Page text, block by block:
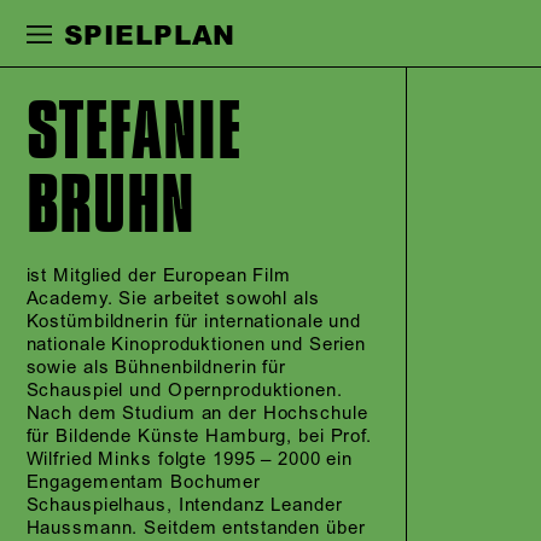
Zur Hauptnavigation springen
SPIELPLAN
STEFANIE
BRUHN
ist Mitglied der European Film
Academy. Sie arbeitet sowohl als
Kostümbildnerin für internationale und
nationale Kinoproduktionen und Serien
sowie als Bühnenbildnerin für
Schauspiel und Opernproduktionen.
Nach dem Studium an der Hochschule
für Bildende Künste Hamburg, bei Prof.
Wilfried Minks folgte 1995 – 2000 ein
Engagementam Bochumer
Schauspielhaus, Intendanz Leander
Haussmann. Seitdem entstanden über